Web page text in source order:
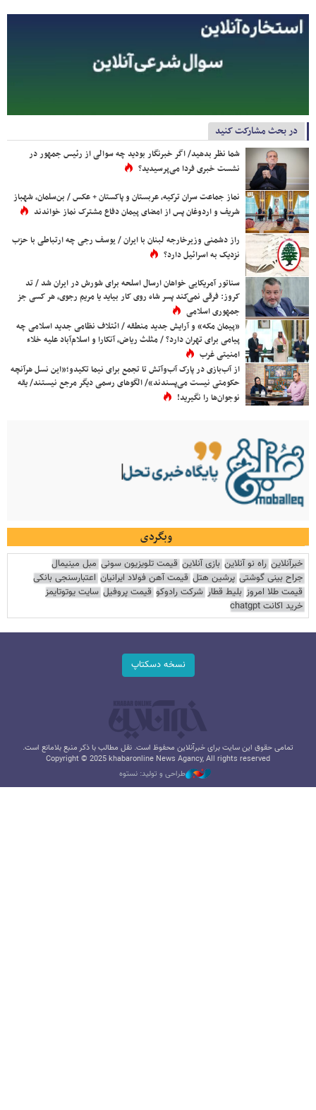
در بحث مشارکت کنید
شما نظر بدهید/ اگر خبرنگار بودید چه سوالی از رئیس جمهور در
نشست خبری فردا می‌پرسیدید؟
نماز جماعت سران ترکیه، عربستان و پاکستان + عکس / بن‌سلمان، شهباز
شریف و اردوغان پس از امضای پیمان دفاع مشترک نماز خواندند
راز دشمنی وزیرخارجه لبنان با ایران / یوسف رجی چه ارتباطی با حزب
نزدیک به اسرائیل دارد؟
سناتور آمریکایی خواهان ارسال اسلحه برای شورش در ایران شد / تد
کروز: فرقی نمی‌کند پسر شاه روی کار بیاید یا مریم رجوی، هر کسی جز
جمهوری اسلامی
«پیمان مکه» و آرایش جدید منطقه / ائتلاف نظامی جدید اسلامی چه
پیامی برای تهران دارد؟ / مثلث ریاض، آنکارا و اسلام‌آباد علیه خلاء
امنیتی غرب
از آب‌بازی در پارک آب‌وآتش تا تجمع برای نیما تکیدو؛«این نسل هرآنچه
حکومتی نیست می‌پسندند»/ الگوهای رسمی دیگر مرجع نیستند/ یقه
نوجوان‌ها را نگیرید!
وبگردی
خبرآنلاین راه نو آنلاین بازی آنلاین قیمت تلویزیون سونی مبل مینیمال
جراح بینی گوشتی پرشین هتل قیمت آهن فولاد ایرانیان اعتبارسنجی بانکی
قیمت طلا امروز بلیط قطار شرکت رادوکو قیمت پروفیل سایت یوتوتایمز
خرید اکانت chatgpt
نسخه دسکتاپ
تمامی حقوق این سایت برای خبرآنلاین محفوظ است. نقل مطالب با ذکر منبع بلامانع است.
Copyright © 2025 khabaronline News Agancy, All rights reserved
طراحی و تولید: نستوه